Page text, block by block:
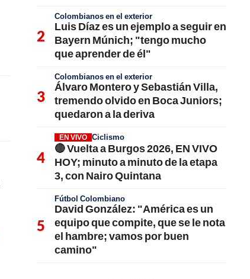
Colombianos en el exterior
Luis Díaz es un ejemplo a seguir en
Bayern Múnich; "tengo mucho
que aprender de él"
Colombianos en el exterior
Álvaro Montero y Sebastián Villa,
tremendo olvido en Boca Juniors;
quedaron a la deriva
EN VIVO Ciclismo
🔴 Vuelta a Burgos 2026, EN VIVO
HOY; minuto a minuto de la etapa
3, con Nairo Quintana
Fútbol Colombiano
David González: "América es un
equipo que compite, que se le nota
el hambre; vamos por buen
camino"